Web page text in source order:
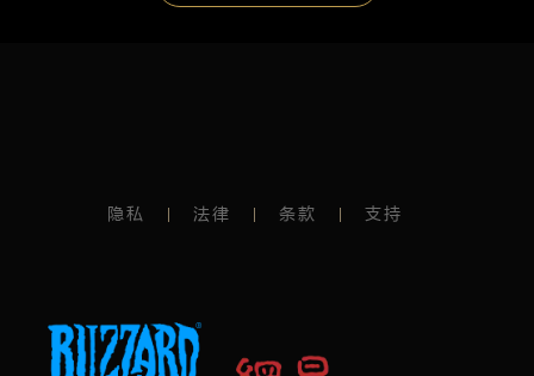
隐私 法律 条款 支持